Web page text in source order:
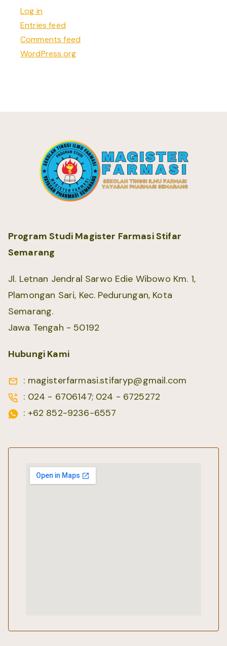
Log in
Entries feed
Comments feed
WordPress.org
Program Studi Magister Farmasi Stifar
Semarang
Jl. Letnan Jendral Sarwo Edie Wibowo Km. 1,
Plamongan Sari, Kec. Pedurungan, Kota
Semarang.
Jawa Tengah - 50192
Hubungi Kami
: magisterfarmasi.stifaryp@gmail.com
: 024 - 6706147; 024 - 6725272
: +62 852-9236-6557